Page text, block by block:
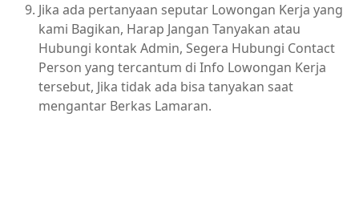
Jika ada pertanyaan seputar Lowongan Kerja yang
kami Bagikan, Harap Jangan Tanyakan atau
Hubungi kontak Admin, Segera Hubungi Contact
Person yang tercantum di Info Lowongan Kerja
tersebut, Jika tidak ada bisa tanyakan saat
mengantar Berkas Lamaran.